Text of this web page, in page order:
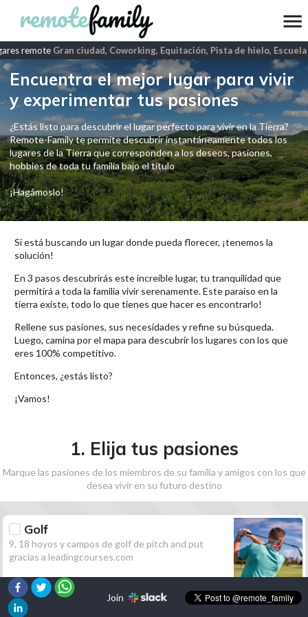
remoteGran ciudad, Coworking, Equitación, Pista de hielo,
Encuentra el mejor lugar para vivir
y experimentar tus pasiones
¿Estás listo para descubrir el lugar perfecto para vivir en la Tierra?
Remote-Family te permite descubrir instantáneamente todos los
lugares de la Tierra que corresponden a los deseos, pasiones,
hobbies de toda tu familia bajo el título
¡Hagámoslo!
Si está buscando un lugar donde pueda florecer, ¡tenemos la
solución!
En 3 pasos descubrirás este increíble lugar, tu tranquilidad que
permitirá a toda la familia vivir serenamente. Este paraíso en la
tierra existe, todo lo que tienes que hacer es encontrarlo!
Rellene sus pasiones, sus necesidades y refine su búsqueda.
Luego, camina por el mapa para descubrir los lugares con los que
eres 100% competitivo.
Entonces, ¿estás listo?
¡Vamos!
1. Elija tus pasiones
Marque las pasiones de los miembros de su familia y amigos con los que
desea vivir en su futuro destino
Golf
9, 18 hoyos y campos de golf de pitch and put
gracias a leadingcourses.com
Senderismo
Join